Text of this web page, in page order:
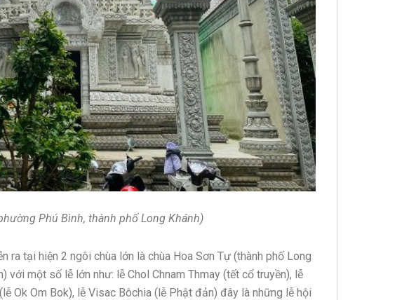
Phú Bình, thành phố Long Khánh)
ra tại hiện 2 ngôi chùa lớn là chùa Hoa Sơn Tự (thành phố Long
với một số lễ lớn như: lễ Chol Chnam Thmay (tết cổ truyền), lễ
Ok Om Bok), lễ Visac Bôchia (lễ Phật đản) đây là những lễ hội